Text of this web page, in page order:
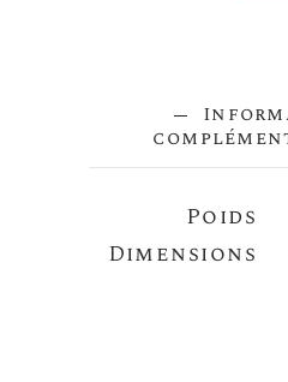
Poids
Dimensions